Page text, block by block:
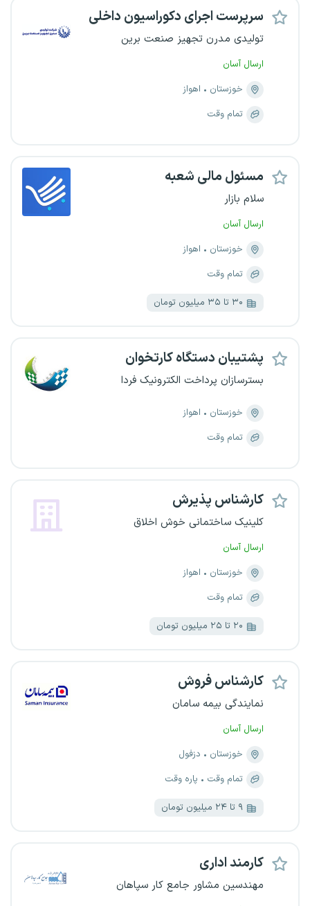
سرپرست اجرای دکوراسیون داخلی
تولیدی مدرن تجهیز صنعت برین
ارسال آسان
خوزستان
اهواز
تمام وقت
مسئول مالی شعبه
سلام بازار
ارسال آسان
خوزستان
اهواز
تمام وقت
۳۰ تا ۳۵ میلیون تومان
پشتیبان دستگاه کارتخوان
بسترسازان پرداخت الکترونیک فردا
خوزستان
اهواز
تمام وقت
کارشناس پذیرش
کلینیک ساختمانی خوش اخلاق
ارسال آسان
خوزستان
اهواز
تمام وقت
۲۰ تا ۲۵ میلیون تومان
کارشناس فروش
نمایندگی بیمه سامان
ارسال آسان
خوزستان
دزفول
تمام وقت
پاره وقت
۹ تا ۲۴ میلیون تومان
کارمند اداری
مهندسین مشاور جامع کار سپاهان